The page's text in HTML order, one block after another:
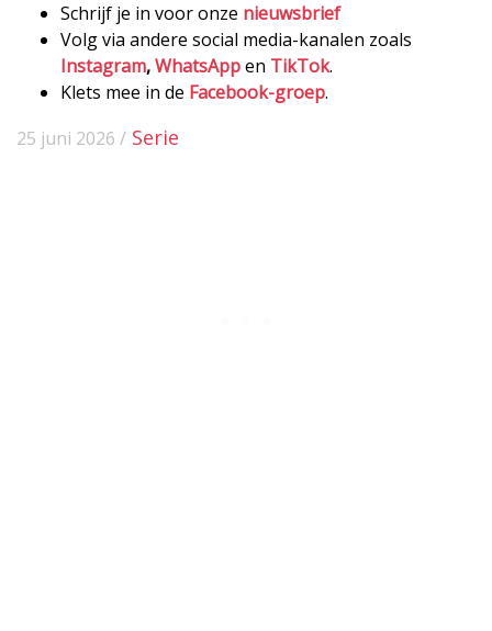
Schrijf je in voor onze nieuwsbrief
Volg via andere social media-kanalen zoals
Instagram,WhatsAppen TikTok.
Klets mee in de Facebook-groep.
25 juni 2026 / Serie